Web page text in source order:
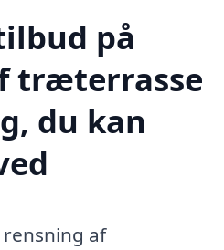
på
træterrasse
du kan
af